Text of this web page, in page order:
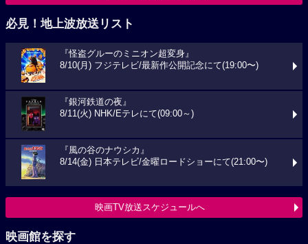
必見！地上波放送リスト
『怪盗グルーのミニオン超変身』
8/10(月) フジテレビ/最新作公開記念にて(19:00〜)
『銀河鉄道の夜』
8/11(火) NHK/Eテレにて(09:00～)
『風の谷のナウシカ』
8/14(金) 日本テレビ/金曜ロードショーにて(21:00〜)
映画TV放送スケジュールへ
映画館を探す